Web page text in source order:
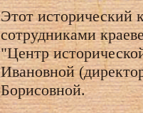
Этот исторический
сотрудниками
"Центр
Ивановной
Борисовной.